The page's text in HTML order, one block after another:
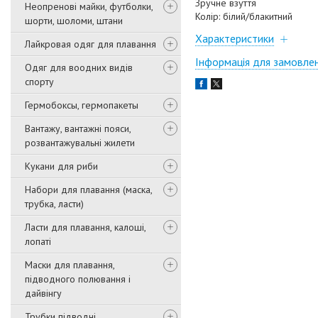
Неопренові майки, футболки,
шорти, шоломи, штани
Лайкровая одяг для плавання
Одяг для воодних видів
спорту
Гермобоксы, гермопакеты
Вантажу, вантажні пояси,
розвантажувальні жилети
Кукани для риби
Набори для плавання (маска,
трубка, ласти)
Ласти для плавання, калоші,
лопаті
Маски для плавання,
підводного полювання і
дайвінгу
Зручне взуття
Колір: білий/блакитний
Характеристики
Інформація для